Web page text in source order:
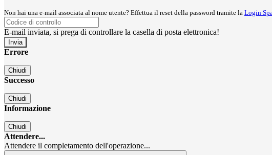
Non hai una e-mail associata al nome utente? Effettua il reset della password tramite la Login
E-mail inviata, si prega di controllare la casella di posta elettronica!
Errore
Chiudi
Successo
Chiudi
Informazione
Chiudi
Attendere...
Attendere il completamento dell'operazione...